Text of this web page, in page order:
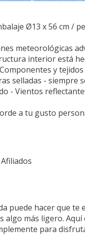
Ø13 x 56 cm /
meteorológicas
interior está
y
selladas - siempre
- Vientos
a tu gusto
puede hacer que
algo más ligero.
para